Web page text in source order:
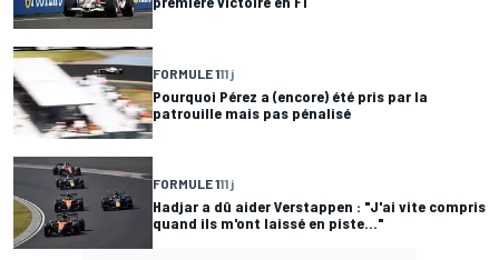
FORMULE 111 j
Pourquoi Pérez a (encore) été pris par la
patrouille mais pas pénalisé
FORMULE 111 j
Hadjar a dû aider Verstappen : "J'ai vite compris
quand ils m'ont laissé en piste..."